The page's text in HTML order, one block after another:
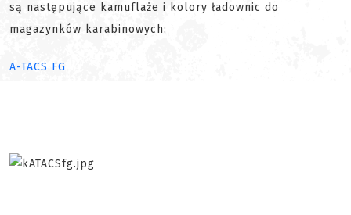
są następujące kamuflaże i kolory ładownic do
magazynków karabinowych:
A-TACS FG